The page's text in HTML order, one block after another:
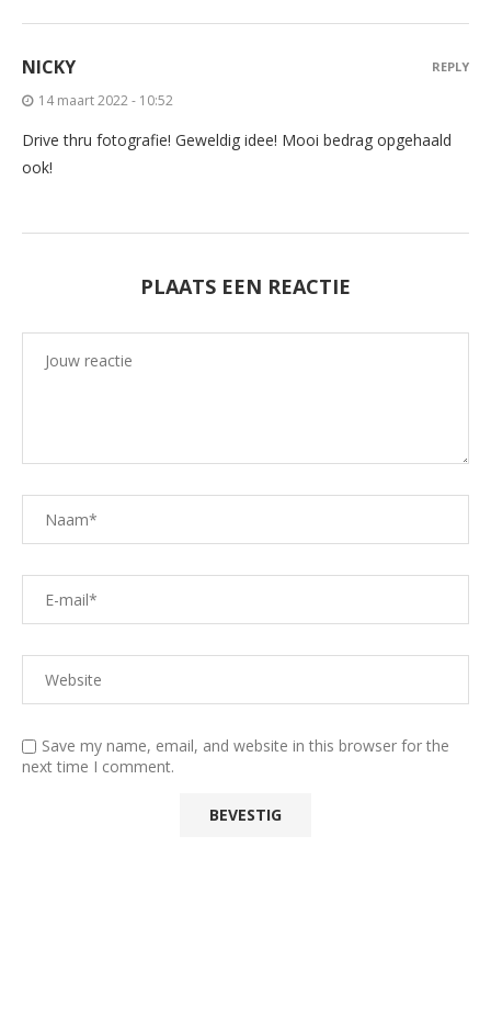
NICKY
14 maart 2022 - 10:52
Drive thru fotografie! Geweldig idee! Mooi bedrag opgehaald
ook!
REPLY
PLAATS EEN REACTIE
Save my name, email, and website in this browser for the
next time I comment.